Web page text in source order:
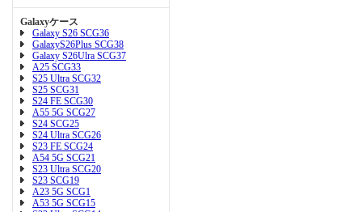
Galaxyケース
Galaxy S26 SCG36
GalaxyS26Plus SCG38
Galaxy S26Ulra SCG37
A25 SCG33
S25 Ultra SCG32
S25 SCG31
S24 FE SCG30
A55 5G SCG27
S24 SCG25
S24 Ultra SCG26
S23 FE SCG24
A54 5G SCG21
S23 Ultra SCG20
S23 SCG19
A23 5G SCG1
A53 5G SCG15